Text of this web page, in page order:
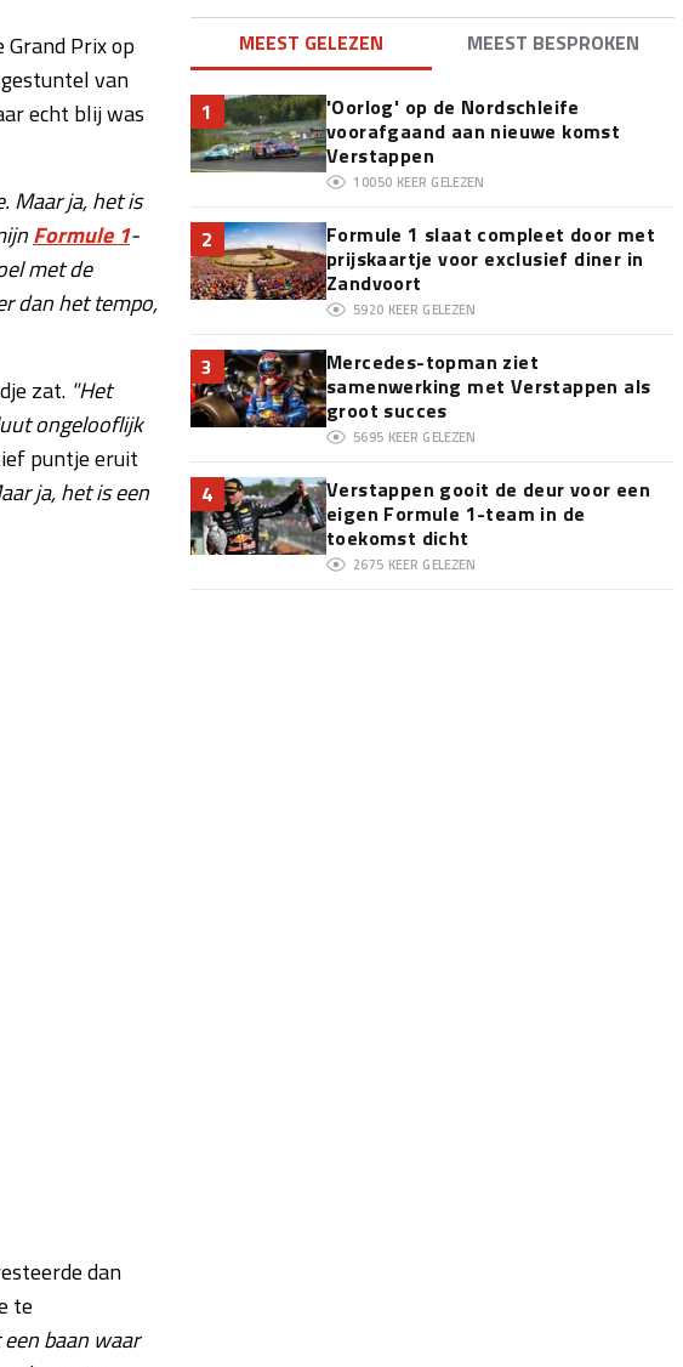
Prix op
van
echt blij was
Maar ja, het is
Formule 1-
met de
dan het tempo,
zat. "Het
ongelooflijk
puntje eruit
ja, het is een
dan
te
baan waar
MEEST GELEZEN MEEST BESPROKEN
1
'Oorlog' op de Nordschleife
voorafgaand aan nieuwe komst
Verstappen
10050 KEER GELEZEN
2
Formule 1 slaat compleet door met
prijskaartje voor exclusief diner in
Zandvoort
5920 KEER GELEZEN
3
Mercedes-topman ziet
samenwerking met Verstappen als
groot succes
5695 KEER GELEZEN
4
Verstappen gooit de deur voor een
eigen Formule 1-team in de
toekomst dicht
2675 KEER GELEZEN